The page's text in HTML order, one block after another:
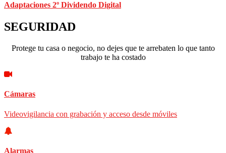
Adaptaciones 2º Dividendo Digital
SEGURIDAD
Protege tu casa o negocio, no dejes que te arrebaten lo que tanto
trabajo te ha costado
Cámaras
Videovigilancia con grabación y acceso desde móviles
Alarmas